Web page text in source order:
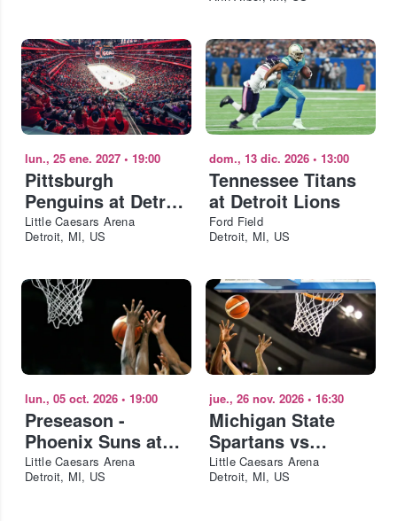
lun., 25 ene. 2027 • 19:00
Pittsburgh
Penguins at Detroit
Red Wings
Little Caesars Arena
Detroit, MI, US
dom., 13 dic. 2026 • 13:00
Tennessee Titans
at Detroit Lions
Ford Field
Detroit, MI, US
lun., 05 oct. 2026 • 19:00
Preseason -
Phoenix Suns at
Detroit Pistons
Little Caesars Arena
Detroit, MI, US
jue., 26 nov. 2026 • 16:30
Michigan State
Spartans vs
Arkansas
Razorbacks
Little Caesars Arena
Detroit, MI, US